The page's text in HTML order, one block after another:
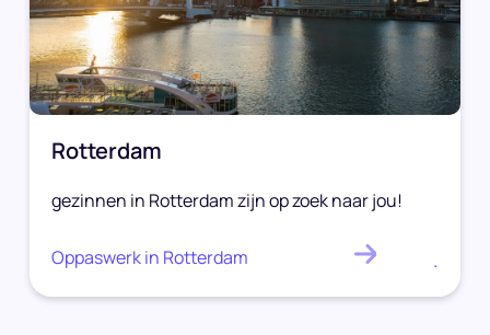
Rotterdam
gezinnen in Rotterdam zijn op zoek naar jou!
Oppaswerk in Rotterdam .